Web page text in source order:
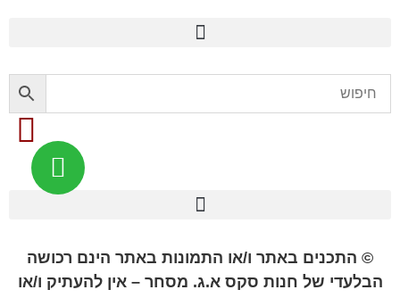
© התכנים באתר ו/או התמונות באתר הינם רכושה
הבלעדי של חנות סקס א.ג. מסחר – אין להעתיק ו/או